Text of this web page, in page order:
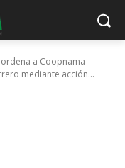
a Coopnama
mediante acción...